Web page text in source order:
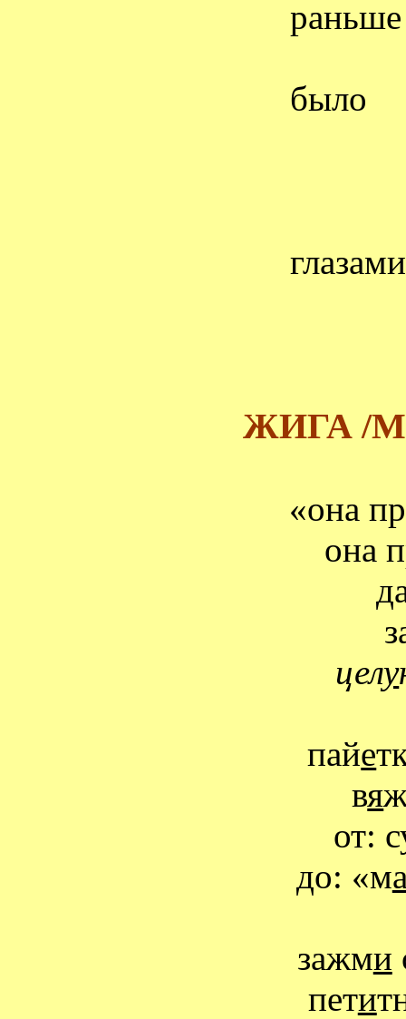
раньше
было
ЖИГА /
«она пр
она
целу
пайе
вя
от: с
до: «м
зажми
пети